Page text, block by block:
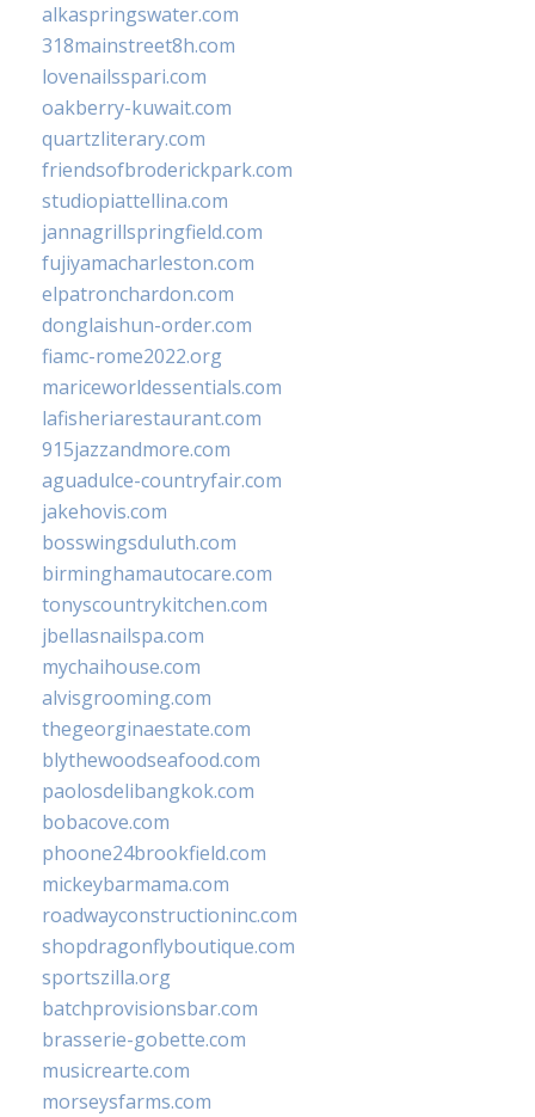
alkaspringswater.com
318mainstreet8h.com
lovenailsspari.com
oakberry-kuwait.com
quartzliterary.com
friendsofbroderickpark.com
studiopiattellina.com
jannagrillspringfield.com
fujiyamacharleston.com
elpatronchardon.com
donglaishun-order.com
fiamc-rome2022.org
mariceworldessentials.com
lafisheriarestaurant.com
915jazzandmore.com
aguadulce-countryfair.com
jakehovis.com
bosswingsduluth.com
birminghamautocare.com
tonyscountrykitchen.com
jbellasnailspa.com
mychaihouse.com
alvisgrooming.com
thegeorginaestate.com
blythewoodseafood.com
paolosdelibangkok.com
bobacove.com
phoone24brookfield.com
mickeybarmama.com
roadwayconstructioninc.com
shopdragonflyboutique.com
sportszilla.org
batchprovisionsbar.com
brasserie-gobette.com
musicrearte.com
morseysfarms.com